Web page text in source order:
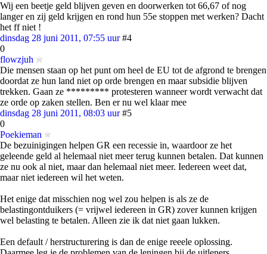
Wij een beetje geld blijven geven en doorwerken tot 66,67 of nog
langer en zij geld krijgen en rond hun 55e stoppen met werken? Dacht
het ff niet !
dinsdag 28 juni 2011, 07:55 uur #4
0
flowzjuh
Die mensen staan op het punt om heel de EU tot de afgrond te brengen
doordat ze hun land niet op orde brengen en maar subsidie blijven
trekken. Gaan ze ********* protesteren wanneer wordt verwacht dat
ze orde op zaken stellen. Ben er nu wel klaar mee
dinsdag 28 juni 2011, 08:03 uur #5
0
Poekieman
De bezuinigingen helpen GR een recessie in, waardoor ze het
geleende geld al helemaal niet meer terug kunnen betalen. Dat kunnen
ze nu ook al niet, maar dan helemaal niet meer. Iedereen weet dat,
maar niet iedereen wil het weten.
Het enige dat misschien nog wel zou helpen is als ze de
belastingontduikers (= vrijwel iedereen in GR) zover kunnen krijgen
wel belasting te betalen. Alleen zie ik dat niet gaan lukken.
Een default / herstructurering is dan de enige reeele oplossing.